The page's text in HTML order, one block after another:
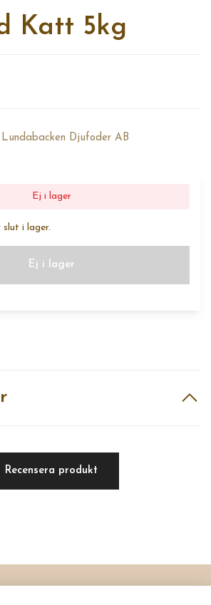
Katt 5kg
Djufoder AB
Ej i lager
i lager.
Ej i lager
Recensera produkt